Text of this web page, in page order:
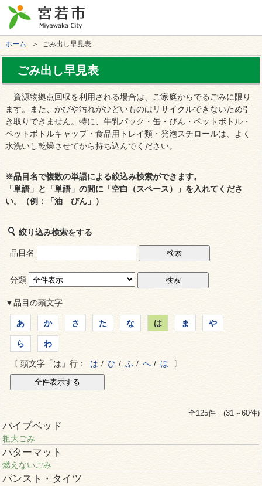
ホーム ＞ ごみ出し早見表
ごみ出し早見表
資源物拠点回収を利用される場合は、ご家庭からでるごみに限り
ます。また、かびや汚れがひどいものはリサイクルできないため引
き取りできません。特に、牛乳パック・缶・びん・ペットボトル・
ペットボトルキャップ・食品用トレイ類・発泡スチロールは、よく
水洗いし乾燥させてから持ち込んでください。
※品目名で複数の単語による絞込み検索ができます。
「単語」と「単語」の間に「空白（スペース）」を入れてくださ
い。（例：「油 びん」）
絞り込み検索をする
品目名
分類
▼品目の頭文字
あ か さ た な は ま や
ら わ
〔 頭文字「は」行： は / ひ / ふ / へ / ほ 〕
全125件 (31～60件)
パイプベッド
粗大ごみ
パターマット
燃えないごみ
パンスト・タイツ